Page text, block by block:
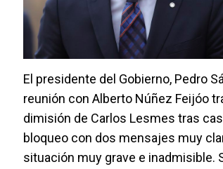
El presidente del Gobierno, Pedro
reunión con Alberto Núñez Feijóo
dimisión de Carlos Lesmes tras
bloqueo con dos mensajes muy
situación muy grave e inadmisible.